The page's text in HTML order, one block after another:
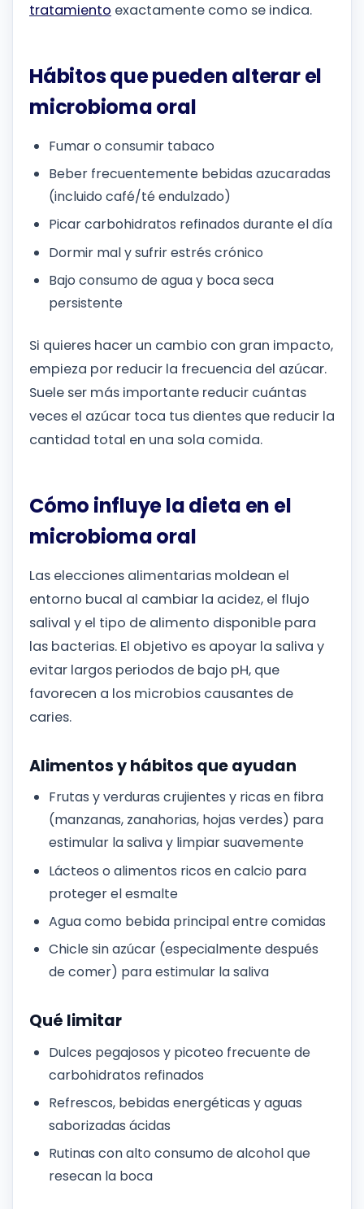
tratamiento exactamente como se indica.
Hábitos que pueden alterar el
microbioma oral
Fumar o consumir tabaco
Beber frecuentemente bebidas azucaradas
(incluido café/té endulzado)
Picar carbohidratos refinados durante el día
Dormir mal y sufrir estrés crónico
Bajo consumo de agua y boca seca
persistente
Si quieres hacer un cambio con gran impacto,
empieza por reducir la frecuencia del azúcar.
Suele ser más importante reducir cuántas
veces el azúcar toca tus dientes que reducir la
cantidad total en una sola comida.
Cómo influye la dieta en el
microbioma oral
Las elecciones alimentarias moldean el
entorno bucal al cambiar la acidez, el flujo
salival y el tipo de alimento disponible para
las bacterias. El objetivo es apoyar la saliva y
evitar largos periodos de bajo pH, que
favorecen a los microbios causantes de
caries.
Alimentos y hábitos que ayudan
Frutas y verduras crujientes y ricas en fibra
(manzanas, zanahorias, hojas verdes) para
estimular la saliva y limpiar suavemente
Lácteos o alimentos ricos en calcio para
proteger el esmalte
Agua como bebida principal entre comidas
Chicle sin azúcar (especialmente después
de comer) para estimular la saliva
Qué limitar
Dulces pegajosos y picoteo frecuente de
carbohidratos refinados
Refrescos, bebidas energéticas y aguas
saborizadas ácidas
Rutinas con alto consumo de alcohol que
resecan la boca